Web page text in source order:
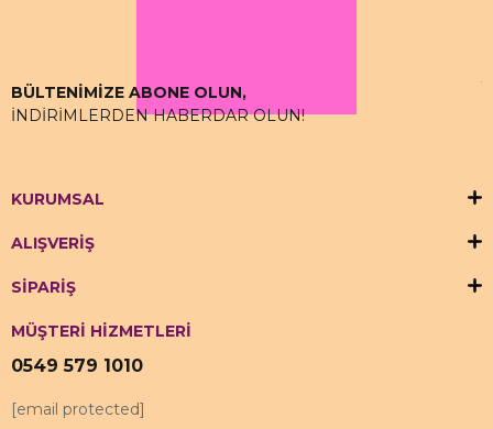
BÜLTENİMİZE ABONE OLUN,
İNDİRİMLERDEN HABERDAR OLUN!
KURUMSAL
ALIŞVERİŞ
SİPARİŞ
MÜŞTERİ HİZMETLERİ
0549 579 1010
[email protected]